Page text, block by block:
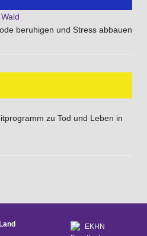
beruhigen und Stress abbauen
zu Tod und Leben in